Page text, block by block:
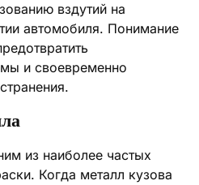
вздутий на
автомобиля. Понимание
и своевременно
из наиболее частых
Когда металл кузова